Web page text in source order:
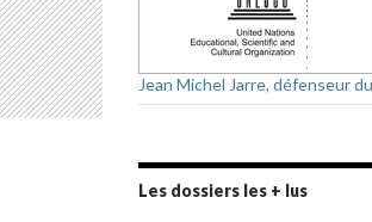
Jean Michel Jarre, défenseur
Les dossiers les + lus